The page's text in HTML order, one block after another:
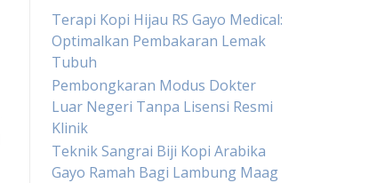
Terapi Kopi Hijau RS Gayo Medical:
Optimalkan Pembakaran Lemak
Tubuh
Pembongkaran Modus Dokter
Luar Negeri Tanpa Lisensi Resmi
Klinik
Teknik Sangrai Biji Kopi Arabika
Gayo Ramah Bagi Lambung Maag